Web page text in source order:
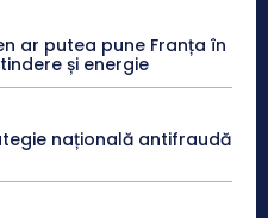
ar putea pune Franța în
și energie
națională antifraudă